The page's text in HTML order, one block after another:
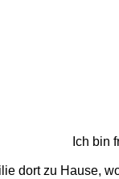
Ich bin
dort zu Hause,